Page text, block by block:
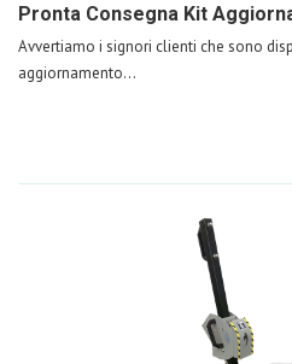
Pronta Consegna Kit
Avvertiamo i signori clienti che sono
aggiornamento...